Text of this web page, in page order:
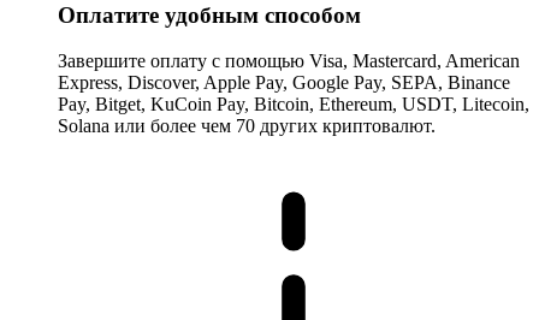
Оплатите удобным способом
Завершите оплату с помощью Visa, Mastercard, American
Express, Discover, Apple Pay, Google Pay, SEPA, Binance
Pay, Bitget, KuCoin Pay, Bitcoin, Ethereum, USDT, Litecoin,
Solana или более чем 70 других криптовалют.